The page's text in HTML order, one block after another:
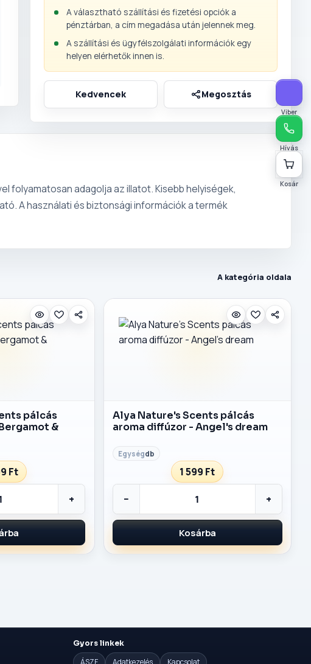
A választható szállítási és fizetési opciók a
pénztárban, a cím megadása után jelennek meg.
A szállítási és ügyfélszolgálati információk egy
helyen elérhetők innen is.
folyamatosan adagolja az illatot. Kisebb helyiségek,
A használati és biztonsági információk a termék
A kategória oldala
pálcás
&
Ft
+
Alya Nature's Scents pálcás
aroma diffúzor - Angel's dream
db
1 599 Ft
− +
Kosárba
Gyors linkek
ÁSZF Adatkezelés Kapcsolat
Viber
Hívás
Kosár